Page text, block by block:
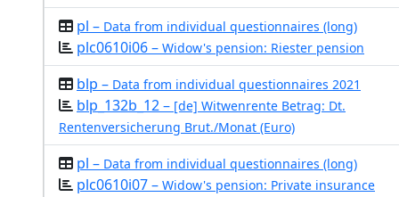
pl – Data from individual questionnaires (long)
plc0610i06 – Widow's pension: Riester pension
blp – Data from individual questionnaires 2021
blp_132b_12 – [de] Witwenrente Betrag: Dt.
Rentenversicherung Brut./Monat (Euro)
pl – Data from individual questionnaires (long)
plc0610i07 – Widow's pension: Private insurance